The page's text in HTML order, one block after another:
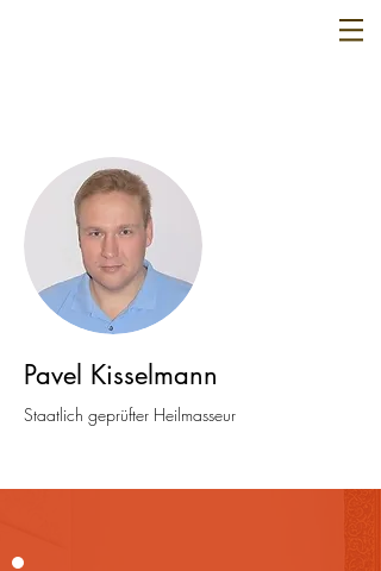
Pavel Kisselmann
Staatlich geprüfter Heilmasseur